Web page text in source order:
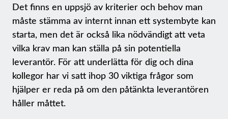
Det finns en uppsjö av kriterier och behov man
måste stämma av internt innan ett systembyte kan
starta, men det är också lika nödvändigt att veta
vilka krav man kan ställa på sin potentiella
leverantör. För att underlätta för dig och dina
kollegor har vi satt ihop 30 viktiga frågor som
hjälper er reda på om den påtänkta leverantören
håller måttet.